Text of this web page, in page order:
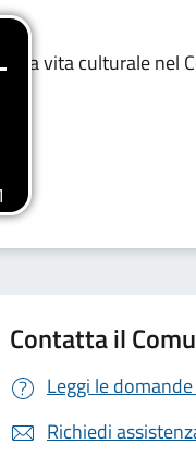
la vita culturale nel
Contatta il
Leggi le
Richiedi